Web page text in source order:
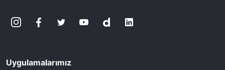
Uygulamalarımız